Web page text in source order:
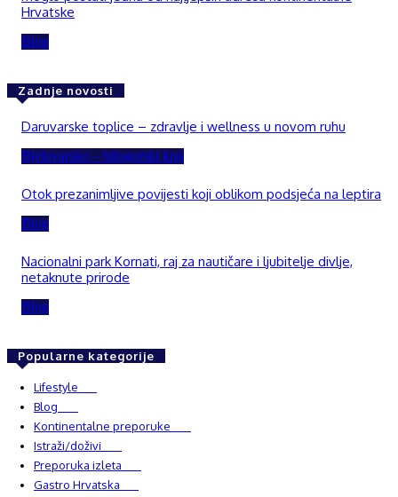
Hrvatske
Blog
Zadnje novosti
Daruvarske toplice – zdravlje i wellness u novom ruhu
Bjelovarsko – bilogorski kraj
Otok prezanimljive povijesti koji oblikom podsjeća na leptira
Blog
Nacionalni park Kornati, raj za nautičare i ljubitelje divlje,
netaknute prirode
Blog
Popularne kategorije
Lifestyle
Blog
Kontinentalne preporuke
Istraži/doživi
Preporuka izleta
Gastro Hrvatska